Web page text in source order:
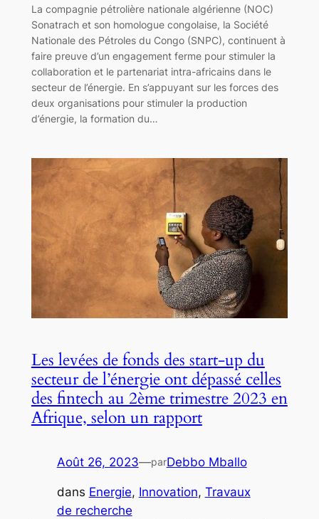
La compagnie pétrolière nationale algérienne (NOC)
Sonatrach et son homologue congolaise, la Société
Nationale des Pétroles du Congo (SNPC), continuent à
faire preuve d’un engagement ferme pour stimuler la
collaboration et le partenariat intra-africains dans le
secteur de l’énergie. En s’appuyant sur les forces des
deux organisations pour stimuler la production
d’énergie, la formation du…
Les levées de fonds des start-up du
secteur de l’énergie ont dépassé celles
des fintech au 2ème trimestre 2023 en
Afrique, selon un rapport
Août 26, 2023—parDebbo Mballo
dans Energie, Innovation, Travaux
de recherche